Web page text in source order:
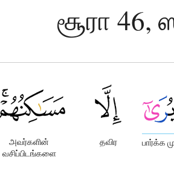
சூரா
பார்க்க
தவிர
அவர்களின்
வசிப்பிடங்களை